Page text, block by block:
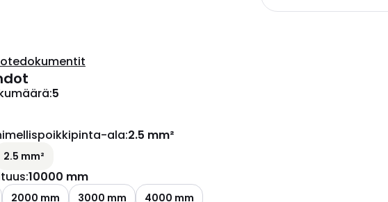
:5
olevat vaihtoehdot
ala:2.5 mm²
2.5 mm²
:10000 mm
olevat vaihtoehdot
2000 mm 3000 mm
4000 mm